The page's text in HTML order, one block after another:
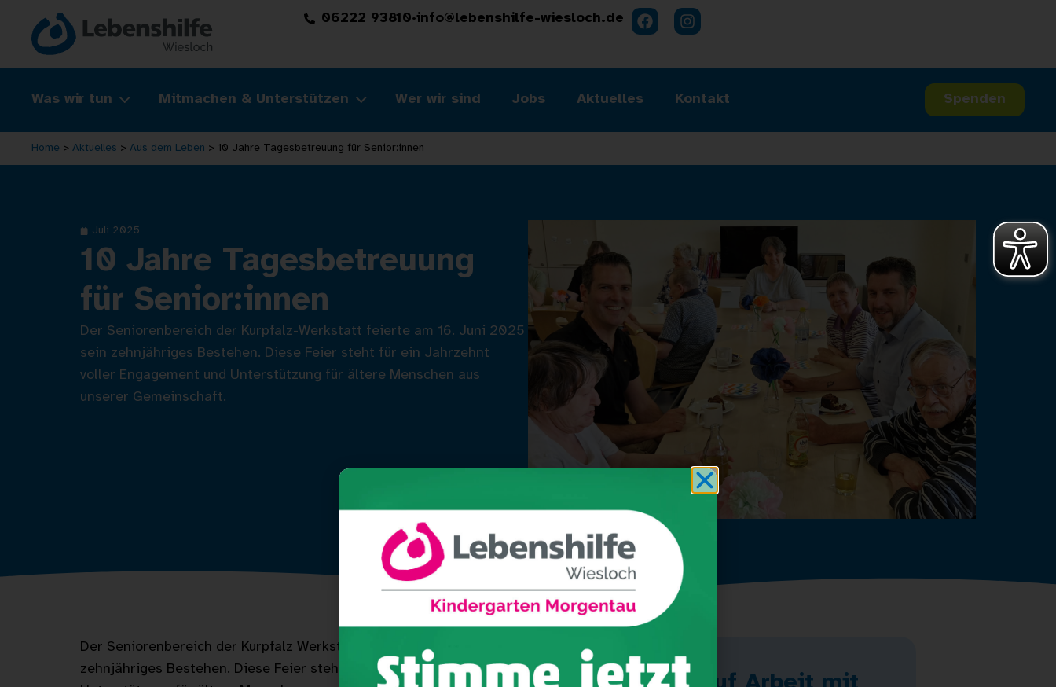
06222 93810·info@lebenshilfe-wiesloch.de
Was wir tun Mitmachen & Unterstützen Wer wir sind Jobs Aktuelles Kontakt Spenden
Home > Aktuelles > Aus dem Leben > 10 Jahre Tagesbetreuung für Senior:innen
Juli 2025
10 Jahre Tagesbetreuung
für Senior:innen
Der Seniorenbereich der Kurpfalz-Werkstatt feierte am 16. Juni 2025
sein zehnjähriges Bestehen. Diese Feier steht für ein Jahrzehnt
voller Engagement und Unterstützung für ältere Menschen aus
unserer Gemeinschaft.
Der Seniorenbereich der Kurpfalz Werkstatt feierte am 16. Juni 2025 sein
zehnjähriges Bestehen. Diese Feier steht für ein Jahrzehnt voller Engagement und